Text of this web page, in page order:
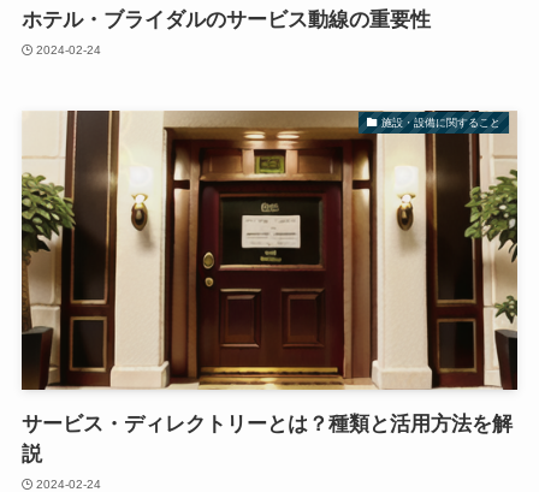
ホテル・ブライダルのサービス動線の重要性
2024-02-24
施設・設備に関すること
サービス・ディレクトリーとは？種類と活用方法を解
説
2024-02-24